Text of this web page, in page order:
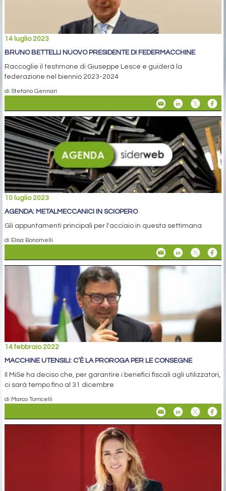
14 luglio 2023
BRUNO BETTELLI NUOVO PRESIDENTE DI FEDERMACCHINE
Raccoglie il testimone di Giuseppe Lesce e guiderà la
federazione nel biennio 2023-2024
di Stefano Gennari
10 luglio 2023
AGENDA: METALMECCANICI IN SCIOPERO
Gli appuntamenti principali per l'acciaio in questa settimana
di Elisa Bonomelli
14 febbraio 2022
MACCHINE UTENSILI: C’È LA PROROGA PER LE CONSEGNE
Il MiSe ha deciso che, per garantire i benefici fiscali agli utilizzatori,
ci sarà tempo fino al 31 dicembre
di Marco Torricelli